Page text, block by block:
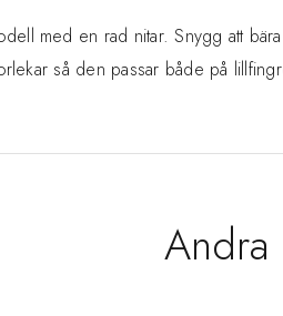
med en rad nitar. Snygg att
så den passar både på
Andra